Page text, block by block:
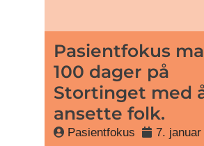
Pasientfokus
100 dager på
Stortinget med
ansette folk.
Pasientfokus 7. januar